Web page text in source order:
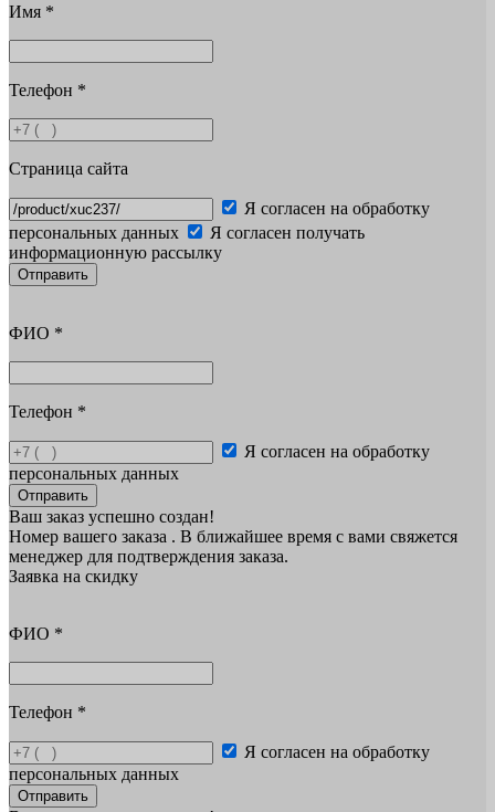
Имя *
Телефон *
Страница сайта
Я согласен на обработку
персональных данных
Я согласен получать
информационную рассылку
Отправить
ФИО *
Телефон *
Я согласен на обработку
персональных данных
Отправить
Ваш заказ успешно создан!
Номер вашего заказа . В ближайшее время с вами свяжется
менеджер для подтверждения заказа.
Заявка на скидку
ФИО *
Телефон *
Я согласен на обработку
персональных данных
Отправить